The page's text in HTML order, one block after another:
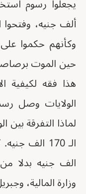
ألف جنيه،
وكأنهم حكموا
حين الموت
هذا فقه لكيفية
لماذا التفرقة
الف جنيه بدلا
وزارة المالية،